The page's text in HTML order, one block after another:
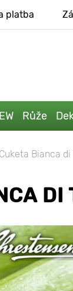
platba
Růže
Cuketa Bianca di
DI